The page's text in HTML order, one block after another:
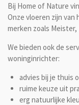
Bij Home of Nature
Onze vloeren zijn
merken zoals
We bieden ook de
woninginrichter:
advies bij je thuis
ruime keuze uit
erg natuurlijke